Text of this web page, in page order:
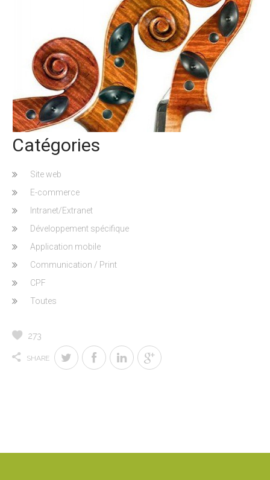
Catégories
Site web
E-commerce
Intranet/Extranet
Développement spécifique
Application mobile
Communication / Print
CPF
Toutes
273
SHARE